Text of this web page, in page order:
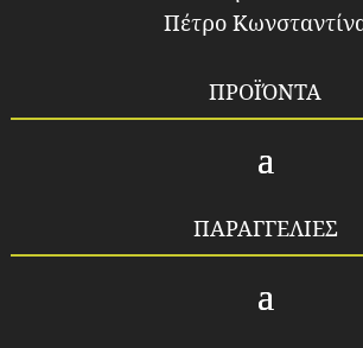
Πέτρο
ΠΡΟΪΌΝΤΑ
ΠΑΡΑΓΓΕΛΙΕΣ